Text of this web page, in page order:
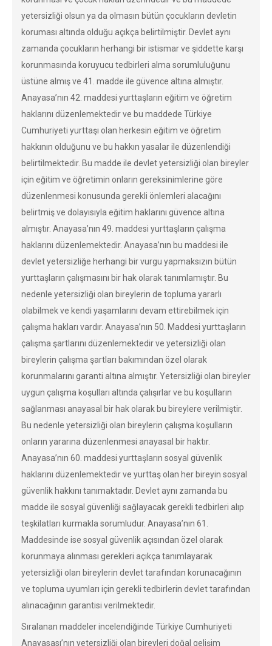
yetersizliği olsun ya da olmasın bütün çocukların devletin
koruması altında olduğu açıkça belirtilmiştir. Devlet aynı
zamanda çocukların herhangi bir istismar ve şiddette karşı
korunmasında koruyucu tedbirleri alma sorumluluğunu
üstüne almış ve 41. madde ile güvence altına almıştır.
Anayasa’nın 42. maddesi yurttaşların eğitim ve öğretim
haklarını düzenlemektedir ve bu maddede Türkiye
Cumhuriyeti yurttaşı olan herkesin eğitim ve öğretim
hakkının olduğunu ve bu hakkın yasalar ile düzenlendiği
belirtilmektedir. Bu madde ile devlet yetersizliği olan bireyler
için eğitim ve öğretimin onların gereksinimlerine göre
düzenlenmesi konusunda gerekli önlemleri alacağını
belirtmiş ve dolayısıyla eğitim haklarını güvence altına
almıştır. Anayasa’nın 49. maddesi yurttaşların çalışma
haklarını düzenlemektedir. Anayasa’nın bu maddesi ile
devlet yetersizliğe herhangi bir vurgu yapmaksızın bütün
yurttaşların çalışmasını bir hak olarak tanımlamıştır. Bu
nedenle yetersizliği olan bireylerin de topluma yararlı
olabilmek ve kendi yaşamlarını devam ettirebilmek için
çalışma hakları vardır. Anayasa’nın 50. Maddesi yurttaşların
çalışma şartlarını düzenlemektedir ve yetersizliği olan
bireylerin çalışma şartları bakımından özel olarak
korunmalarını garanti altına almıştır. Yetersizliği olan bireyler
uygun çalışma koşulları altında çalışırlar ve bu koşulların
sağlanması anayasal bir hak olarak bu bireylere verilmiştir.
Bu nedenle yetersizliği olan bireylerin çalışma koşulların
onların yararına düzenlenmesi anayasal bir haktır.
Anayasa’nın 60. maddesi yurttaşların sosyal güvenlik
haklarını düzenlemektedir ve yurttaş olan her bireyin sosyal
güvenlik hakkını tanımaktadır. Devlet aynı zamanda bu
madde ile sosyal güvenliği sağlayacak gerekli tedbirleri alıp
teşkilatları kurmakla sorumludur. Anayasa’nın 61.
Maddesinde ise sosyal güvenlik açısından özel olarak
korunmaya alınması gerekleri açıkça tanımlayarak
yetersizliği olan bireylerin devlet tarafından korunacağının
ve topluma uyumları için gerekli tedbirlerin devlet tarafından
alınacağının garantisi verilmektedir.
Sıralanan maddeler incelendiğinde Türkiye Cumhuriyeti
Anayasası’nın yetersizliği olan bireyleri doğal gelişim